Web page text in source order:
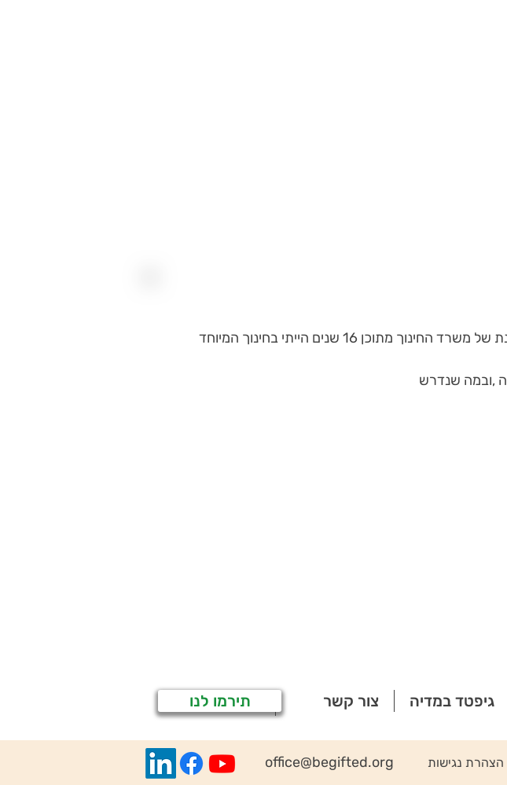
,ובמה שנדרש
תירמו לנו צור קשר גיפטד במדיה
office@begifted.org הצהרת נגישות